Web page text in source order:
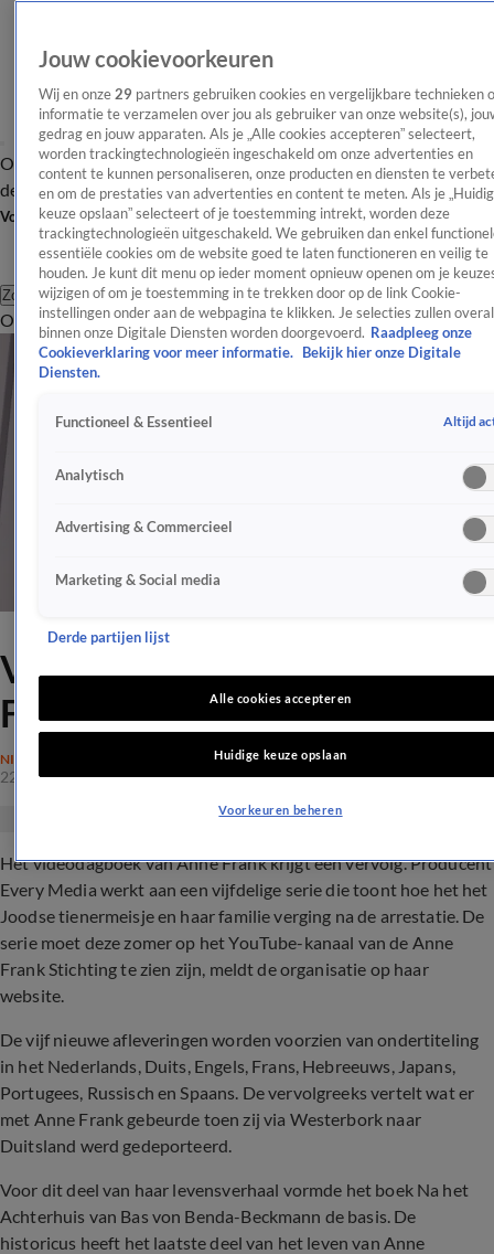
OverzichtAfleveringen Entertainment TV Algemeen
Tip
de redactieNieuwsbrief
Volg Shownieuws
Zoeken
OverzichtEntertainmentSpraakmakendRealityCrimeVideo's
Videodagboek van Anne
Frank krijgt vervolg
NIEUWS
22 mrt 2021, 07:49
Het videodagboek van Anne Frank krijgt een vervolg. Producent
Every Media werkt aan een vijfdelige serie die toont hoe het het
Joodse tienermeisje en haar familie verging na de arrestatie. De
serie moet deze zomer op het YouTube-kanaal van de Anne
Frank Stichting te zien zijn, meldt de organisatie op haar
website.
De vijf nieuwe afleveringen worden voorzien van ondertiteling
in het Nederlands, Duits, Engels, Frans, Hebreeuws, Japans,
Portugees, Russisch en Spaans. De vervolgreeks vertelt wat er
met Anne Frank gebeurde toen zij via Westerbork naar
Duitsland werd gedeporteerd.
Voor dit deel van haar levensverhaal vormde het boek Na het
Achterhuis van Bas von Benda-Beckmann de basis. De
historicus heeft het laatste deel van het leven van Anne
Jouw cookievoorkeuren
Wij en onze 29 partners gebruiken cookies en vergelijkbare technieken
informatie te verzamelen over jou als gebruiker van onze website(s),
gedrag en jouw apparaten. Als je „Alle cookies accepteren” selecteert,
worden trackingtechnologieën ingeschakeld om onze advertenties en
content te kunnen personaliseren, onze producten en diensten te
en om de prestaties van advertenties en content te meten. Als je
keuze opslaan” selecteert of je toestemming intrekt, worden deze
trackingtechnologieën uitgeschakeld. We gebruiken dan enkel
essentiële cookies om de website goed te laten functioneren en veilig te
houden. Je kunt dit menu op ieder moment opnieuw openen om je
wijzigen of om je toestemming in te trekken door op de link Cookie-
instellingen onder aan de webpagina te klikken. Je selecties zullen overal
binnen onze Digitale Diensten worden doorgevoerd. Raadpleeg onze
Cookieverklaring voor meer informatie.
Bekijk hier onze Digitale
Diensten.
Functioneel & Essentieel Altijd
Analytisch
Advertising & Commercieel
Marketing & Social media
Derde partijen lijst
Alle cookies accepteren
Huidige keuze opslaan
Voorkeuren beheren